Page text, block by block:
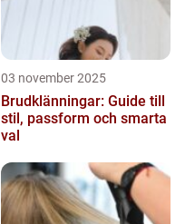
03 november 2025
Brudklänningar: Guide till
stil, passform och smarta
val